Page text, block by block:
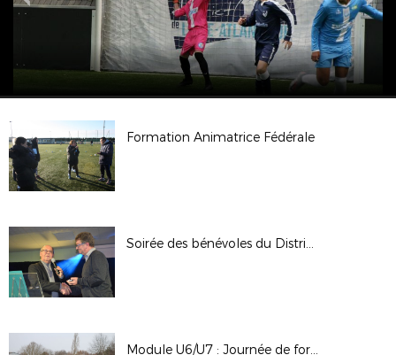
Formation Animatrice Fédérale
Soirée des bénévoles du District du 5 janvier 2018
Module U6/U7 : Journée de formation à La Chevrolière